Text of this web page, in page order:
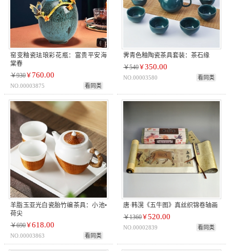
窑变釉瓷珐琅彩花瓶：富贵平安海
棠春
￥930￥ 760.00
NO.00003875 看同类
霁青色釉陶瓷茶具套装：茶石缘
￥540￥350.00
NO.00003580 看同类
羊脂玉亚光白瓷胎竹编茶具：小池•
荷尖
￥690￥618.00
NO.00003863 看同类
唐·韩滉《五牛图》真丝织锦卷轴画
￥1360￥520.00
NO.00002839 看同类